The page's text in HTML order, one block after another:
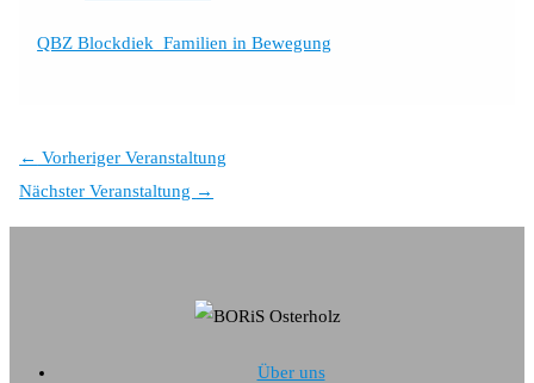
QBZ Blockdiek_Familien in Bewegung
← Vorheriger Veranstaltung
Nächster Veranstaltung →
Über uns